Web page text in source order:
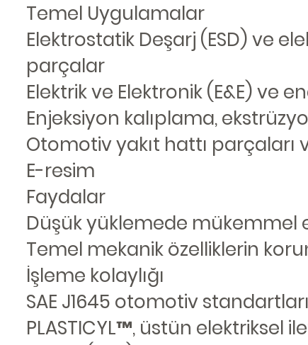
Temel Uygulamalar
Elektrostatik Deşarj (ESD) ve
parçalar
Elektrik ve Elektronik (E&E) ve
Enjeksiyon kalıplama,
Otomotiv yakıt hattı parçaları
E-resim
Faydalar
Düşük yüklemede mükemmel
Temel mekanik özelliklerin
İşleme kolaylığı
SAE J1645 otomotiv
PLASTICYL™, üstün elektriksel